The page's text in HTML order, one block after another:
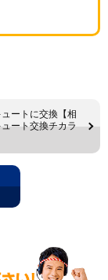
ートに交換【相
ート交換チカラ